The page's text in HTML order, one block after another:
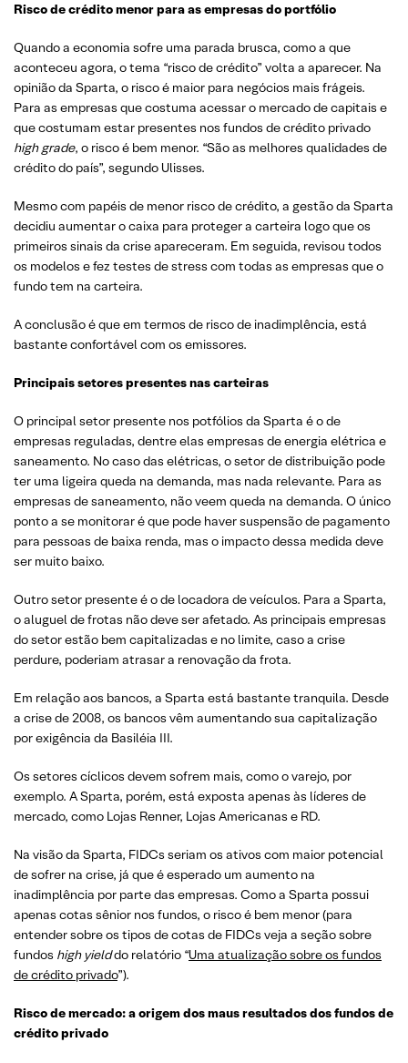
Risco de crédito menor para as empresas do portfólio
Quando a economia sofre uma parada brusca, como a que
aconteceu agora, o tema “risco de crédito” volta a aparecer. Na
opinião da Sparta, o risco é maior para negócios mais frágeis.
Para as empresas que costuma acessar o mercado de capitais e
que costumam estar presentes nos fundos de crédito privado
high grade, o risco é bem menor. “São as melhores qualidades de
crédito do país”, segundo Ulisses.
Mesmo com papéis de menor risco de crédito, a gestão da Sparta
decidiu aumentar o caixa para proteger a carteira logo que os
primeiros sinais da crise apareceram. Em seguida, revisou todos
os modelos e fez testes de stress com todas as empresas que o
fundo tem na carteira.
A conclusão é que em termos de risco de inadimplência, está
bastante confortável com os emissores.
Principais setores presentes nas carteiras
O principal setor presente nos potfólios da Sparta é o de
empresas reguladas, dentre elas empresas de energia elétrica e
saneamento. No caso das elétricas, o setor de distribuição pode
ter uma ligeira queda na demanda, mas nada relevante. Para as
empresas de saneamento, não veem queda na demanda. O único
ponto a se monitorar é que pode haver suspensão de pagamento
para pessoas de baixa renda, mas o impacto dessa medida deve
ser muito baixo.
Outro setor presente é o de locadora de veículos. Para a Sparta,
o aluguel de frotas não deve ser afetado. As principais empresas
do setor estão bem capitalizadas e no limite, caso a crise
perdure, poderiam atrasar a renovação da frota.
Em relação aos bancos, a Sparta está bastante tranquila. Desde
a crise de 2008, os bancos vêm aumentando sua capitalização
por exigência da Basiléia III.
Os setores cíclicos devem sofrem mais, como o varejo, por
exemplo. A Sparta, porém, está exposta apenas às líderes de
mercado, como Lojas Renner, Lojas Americanas e RD.
Na visão da Sparta, FIDCs seriam os ativos com maior potencial
de sofrer na crise, já que é esperado um aumento na
inadimplência por parte das empresas. Como a Sparta possui
apenas cotas sênior nos fundos, o risco é bem menor (para
entender sobre os tipos de cotas de FIDCs veja a seção sobre
fundos high yielddo relatório “Uma atualização sobre os fundos
de crédito privado”).
Risco de mercado: a origem dos maus resultados dos fundos de
crédito privado